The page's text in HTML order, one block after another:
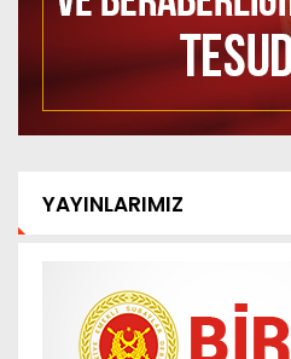
YAYINLARIMIZ